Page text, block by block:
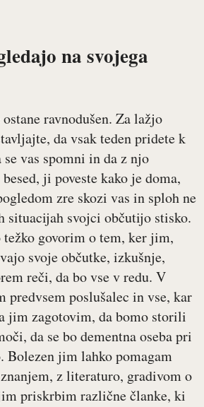
na svojega
ravnodušen. Za lažjo
da vsak teden pridete k
vas spomni in da z njo
ji poveste kako je doma,
zre skozi vas in sploh ne
situacijah svojci občutijo stisko.
težko govorim o tem, ker jim,
svoje občutke, izkušnje,
reči, da bo vse v redu. V
predvsem poslušalec in vse, kar
jim zagotovim, da bomo storili
da se bo dementna oseba pri
Bolezen jim lahko pomagam
z literaturo, gradivom o
priskrbim različne članke, ki